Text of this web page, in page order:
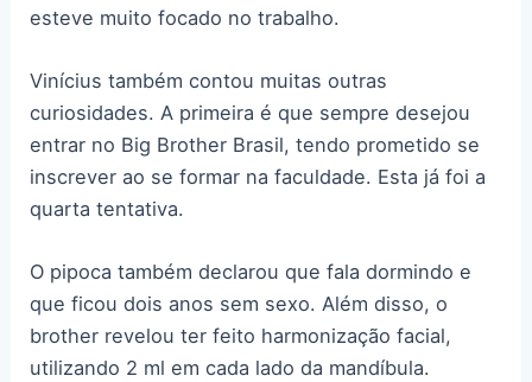
esteve muito focado no trabalho.
Vinícius também contou muitas outras
curiosidades. A primeira é que sempre desejou
entrar no Big Brother Brasil, tendo prometido se
inscrever ao se formar na faculdade. Esta já foi a
quarta tentativa.
O pipoca também declarou que fala dormindo e
que ficou dois anos sem sexo. Além disso, o
brother revelou ter feito harmonização facial,
utilizando 2 ml em cada lado da mandíbula.